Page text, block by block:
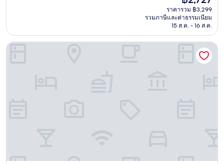
ปัจจุบัน
คือ
฿2,727
ราคารวม ฿3,299
รวมภาษีและค่าธรรมเนียม
15 ส.ค. - 16 ส.ค.
เบเน เรสซิเดนซ์